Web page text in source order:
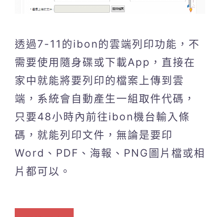
透過7-11的ibon的雲端列印功能，不
需要使用隨身碟或下載App，直接在
家中就能將要列印的檔案上傳到雲
端，系統會自動產生一組取件代碼，
只要48小時內前往ibon機台輸入條
碼，就能列印文件，無論是要印
Word、PDF、海報、PNG圖片檔或相
片都可以。